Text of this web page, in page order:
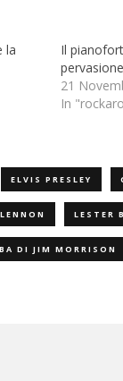
la
Il
21
In
ELVIS PRESLEY
LESTER
DI JIM MORRISON